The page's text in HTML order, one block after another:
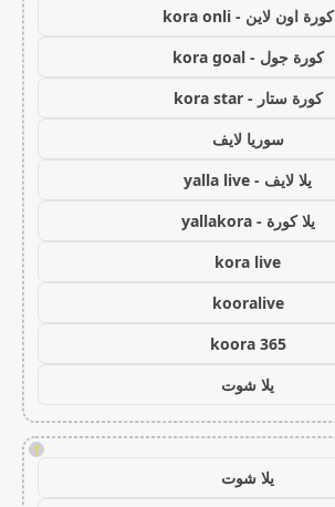
كورة اون لاين - kora onli
كورة جول - kora goal
كورة ستار - kora star
سوريا لايف
يلا لايف - yalla live
يلا كورة - yallakora
kora live
kooralive
koora 365
يلا شوت
!
يلا شوت